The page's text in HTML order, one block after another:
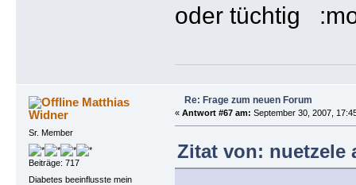
oder tüchtig
Matthias
Widner
Sr. Member
Beiträge: 717
Diabetes beeinflusste mein
Re: Frage zum neuen Forum
« Antwort #67 am: September 30, 2007,
Zitat von: nuetzele